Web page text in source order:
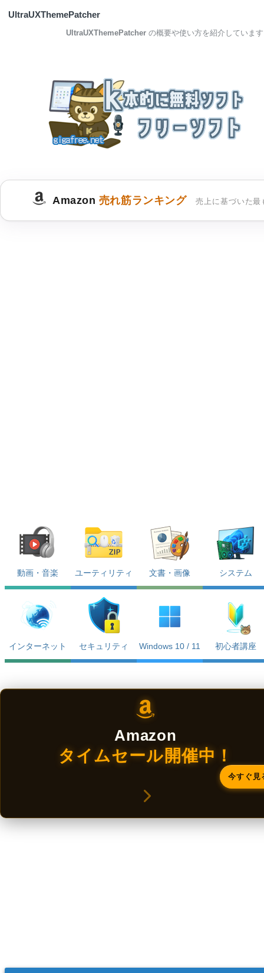
UltraUXThemePatcher
UltraUXThemePatcher の概要や使い方を紹介しています
Amazon 売れ筋ランキング 売上に基づいた最
動画・音楽 ユーティリティ 文書・画像 システム
インターネット セキュリティ Windows 10 / 11 初心者講座
Amazon
タイムセール開催中！
今すぐ見